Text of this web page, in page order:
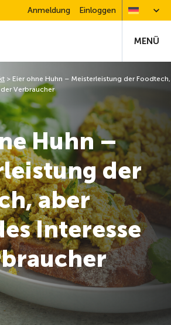
Anmeldung Einloggen
MENÜ
Huhn –
der
aber
Interesse
> Eier ohne Huhn – Meisterleistung der Foodtech,
Verbraucher